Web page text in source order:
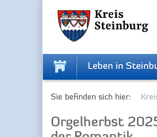
Leben in
Sie befinden sich hier:
Orgelherbst